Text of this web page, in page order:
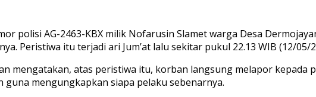
polisi AG-2463-KBX milik Nofarusin Slamet warga Desa
Peristiwa itu terjadi ari Jum’at lalu sekitar pukul 22.13 WIB (12/05/
mengatakan, atas peristiwa itu, korban langsung melapor
mengungkapkan siapa pelaku sebenarnya.